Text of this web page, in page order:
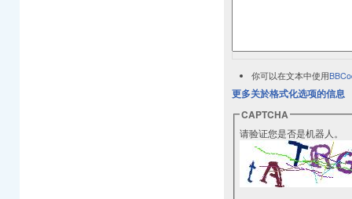
你可以在文本中使用
更多关於格式化选项的信息
CAPTCHA
请验证您是否是机器人。